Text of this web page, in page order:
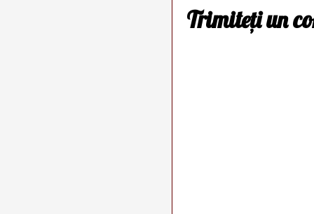
Trimiteți un